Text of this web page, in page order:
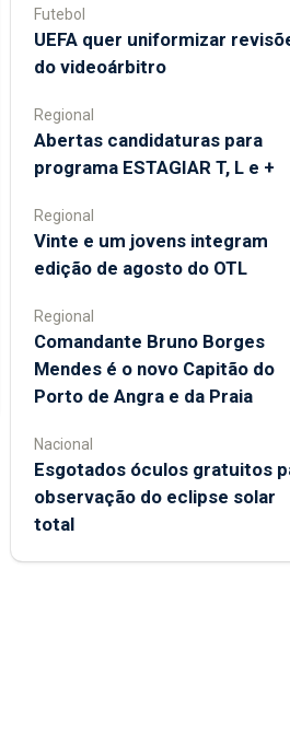
Futebol
UEFA quer uniformizar
do videoárbitro
Regional
Abertas candidaturas para
programa ESTAGIAR T, L e +
Regional
Vinte e um jovens integram
edição de agosto do OTL
Regional
Comandante Bruno Borges
Mendes é o novo Capitão do
Porto de Angra e da Praia
Nacional
Esgotados óculos gratuitos
observação do eclipse solar
total